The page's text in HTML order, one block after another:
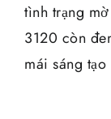
tình trạng
3120 còn
mái sáng